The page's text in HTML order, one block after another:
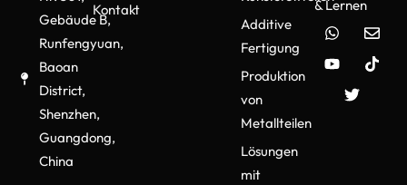
Gebäude B,
Runfengyuan,
Baoan
District,
Shenzhen,
Guangdong,
China
Kontakt
Additive
Fertigung
Produktion
von
Metallteilen
Lösungen
mit
& Lernen